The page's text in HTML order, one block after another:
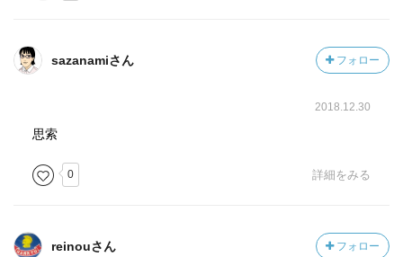
sazanamiさん フォロー
2018.12.30
思索
0 詳細をみる
reinouさん フォロー